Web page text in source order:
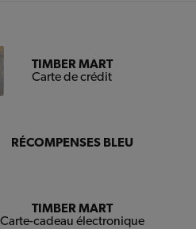
TIMBER MART
Carte de crédit
RÉCOMPENSES BLEU
TIMBER MART
Carte-cadeau électronique